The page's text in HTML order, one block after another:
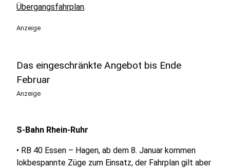
Übergangsfahrplan.
Anzeige
Das eingeschränkte Angebot bis Ende
Februar
Anzeige
S-Bahn Rhein-Ruhr
• RB 40 Essen – Hagen, ab dem 8. Januar kommen
lokbespannte Züge zum Einsatz, der Fahrplan gilt aber